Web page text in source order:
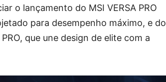
o lançamento do MSI VERSA PRO
para desempenho máximo, e do
que une design de elite com a